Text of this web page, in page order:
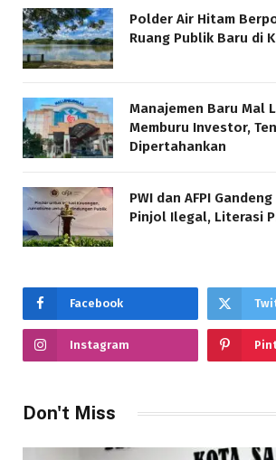
Polder Air Hitam
Ruang Publik Baru di
Manajemen Baru Mal
Memburu Investor,
Dipertahankan
PWI dan AFPI
Pinjol Ilegal, Literasi
Facebook
Instagram
Don't Miss